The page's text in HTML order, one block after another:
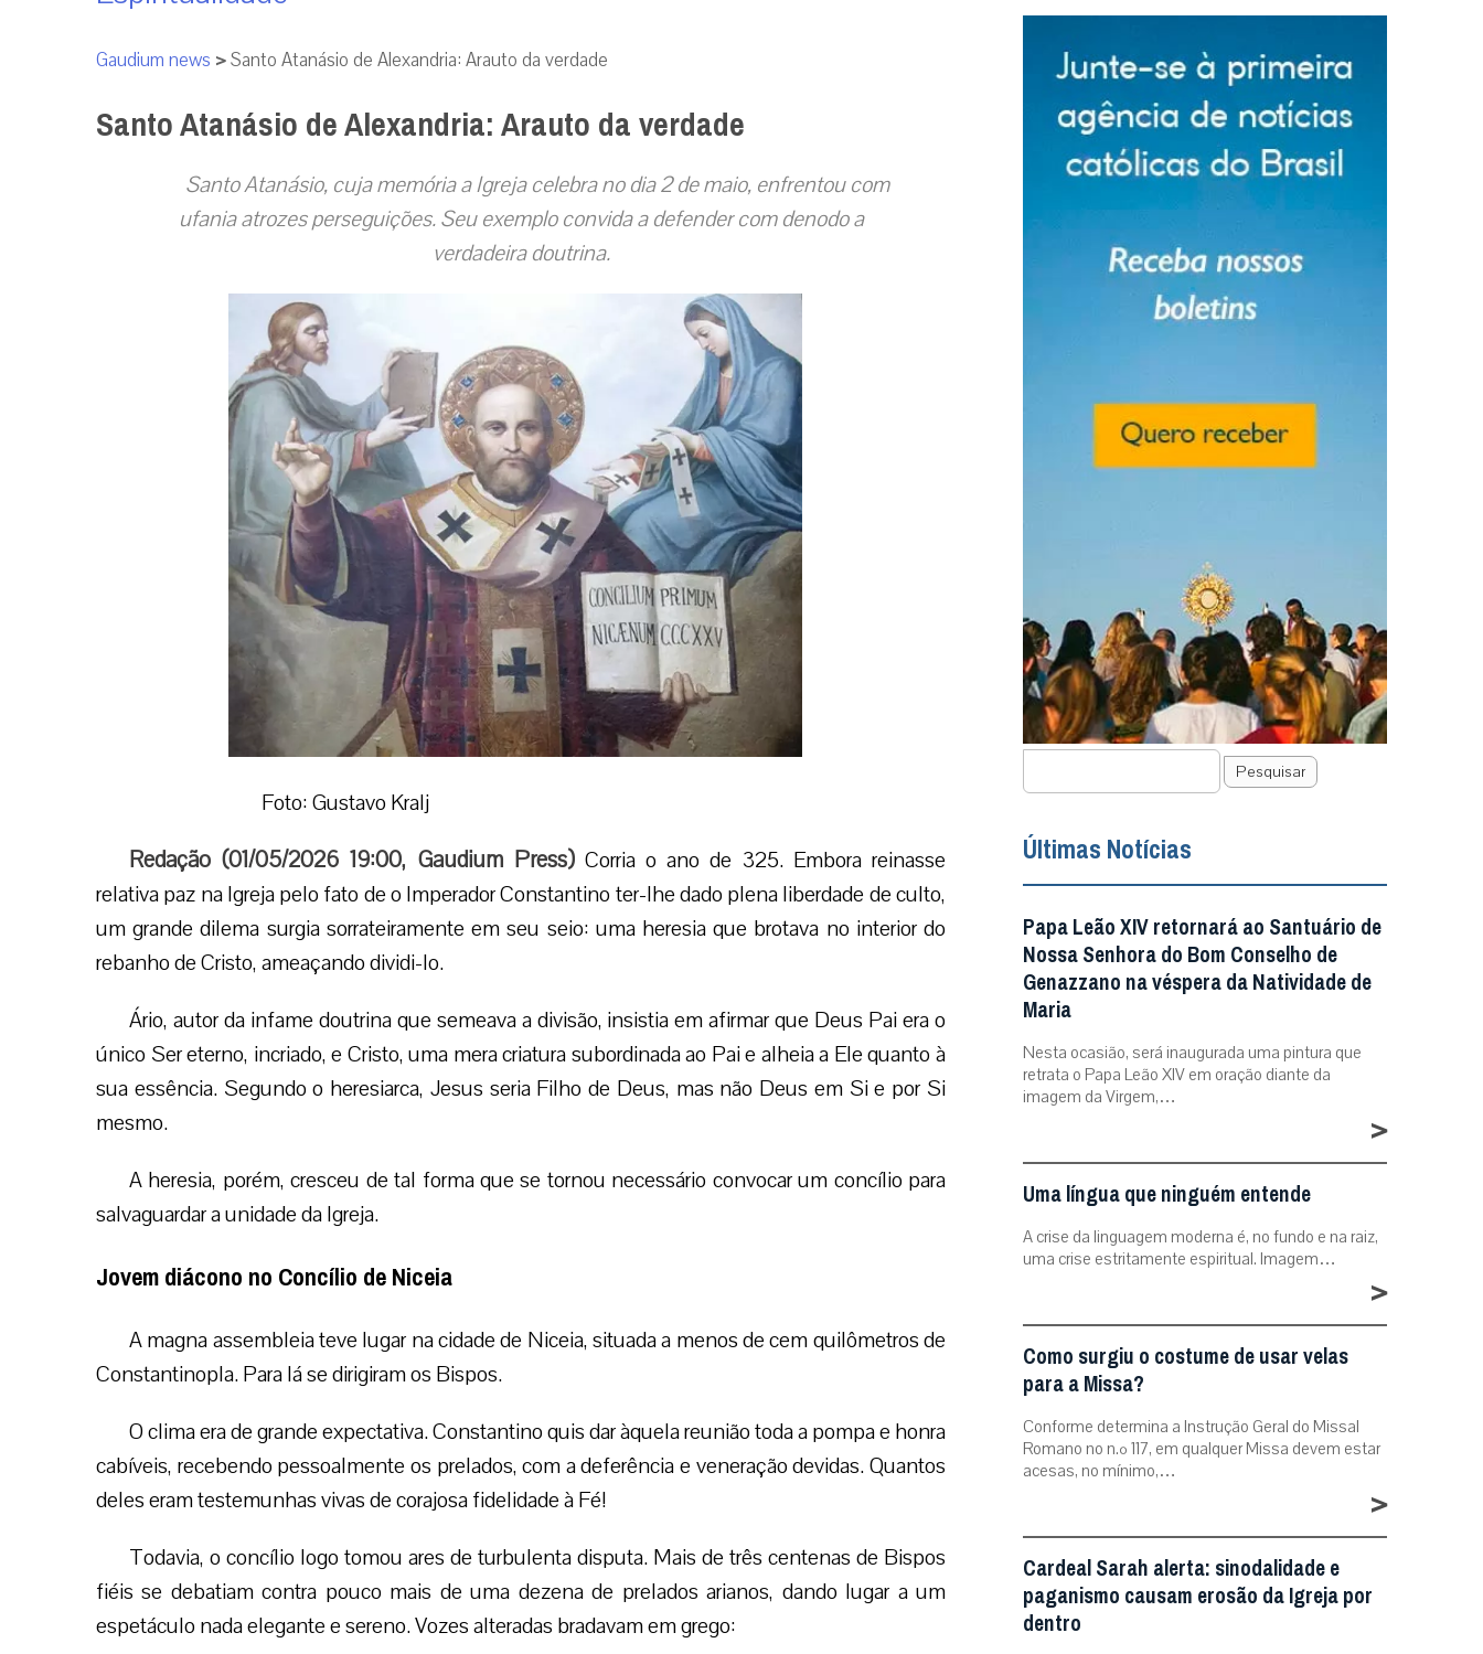
Gaudium news >Santo Atanásio de Alexandria: Arauto da verdade
Santo Atanásio de Alexandria: Arauto da verdade
Santo Atanásio, cuja memória a Igreja celebra no dia 2 de maio, enfrentou com
ufania atrozes perseguições. Seu exemplo convida a defender com denodo a
verdadeira doutrina.
Foto: Gustavo Kralj
Redação (01/05/2026 19:00, Gaudium Press)Corria o ano de 325. Embora reinasse
relativa paz na Igreja pelo fato de o Imperador Constantino ter-lhe dado plena liberdade de culto,
um grande dilema surgia sorrateiramente em seu seio: uma heresia que brotava no interior do
rebanho de Cristo, ameaçando dividi-lo.
Ário, autor da infame doutrina que semeava a divisão, insistia em afirmar que Deus Pai era o
único Ser eterno, incriado, e Cristo, uma mera criatura subordinada ao Pai e alheia a Ele quanto à
sua essência. Segundo o heresiarca, Jesus seria Filho de Deus, mas não Deus em Si e por Si
mesmo.
A heresia, porém, cresceu de tal forma que se tornou necessário convocar um concílio para
salvaguardar a unidade da Igreja.
Jovem diácono no Concílio de Niceia
A magna assembleia teve lugar na cidade de Niceia, situada a menos de cem quilômetros de
Constantinopla. Para lá se dirigiram os Bispos.
O clima era de grande expectativa. Constantino quis dar àquela reunião toda a pompa e honra
cabíveis, recebendo pessoalmente os prelados, com a deferência e veneração devidas. Quantos
deles eram testemunhas vivas de corajosa fidelidade à Fé!
Todavia, o concílio logo tomou ares de turbulenta disputa. Mais de três centenas de Bispos
fiéis se debatiam contra pouco mais de uma dezena de prelados arianos, dando lugar a um
espetáculo nada elegante e sereno. Vozes alteradas bradavam em grego:
Pesquisar
Últimas Notícias
Papa Leão XIV retornará ao Santuário de
Nossa Senhora do Bom Conselho de
Genazzano na véspera da Natividade de
Maria
Nesta ocasião, será inaugurada uma pintura que
retrata o Papa Leão XIV em oração diante da
imagem da Virgem,…
>
Uma língua que ninguém entende
A crise da linguagem moderna é, no fundo e na raiz,
uma crise estritamente espiritual. Imagem…
>
Como surgiu o costume de usar velas
para a Missa?
Conforme determina a Instrução Geral do Missal
Romano no n.º 117, em qualquer Missa devem estar
acesas, no mínimo,…
>
Cardeal Sarah alerta: sinodalidade e
paganismo causam erosão da Igreja por
dentro